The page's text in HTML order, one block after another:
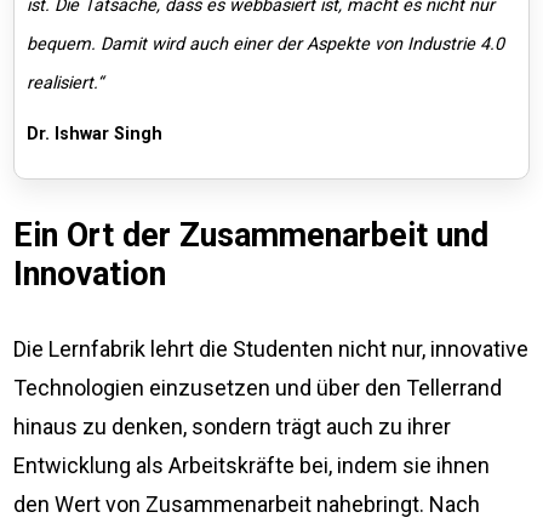
ist. Die Tatsache, dass es webbasiert ist, macht es nicht nur
bequem. Damit wird auch einer der Aspekte von Industrie 4.0
realisiert.“
Dr. Ishwar Singh
Ein Ort der Zusammenarbeit und
Innovation
Die Lernfabrik lehrt die Studenten nicht nur, innovative
Technologien einzusetzen und über den Tellerrand
hinaus zu denken, sondern trägt auch zu ihrer
Entwicklung als Arbeitskräfte bei, indem sie ihnen
den Wert von Zusammenarbeit nahebringt. Nach